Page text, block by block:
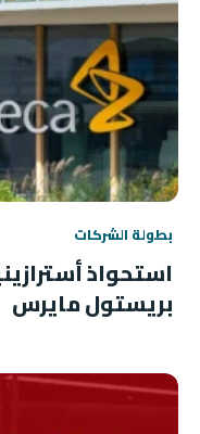
بطولة الشركات
استحواذ
بريستول مايرس